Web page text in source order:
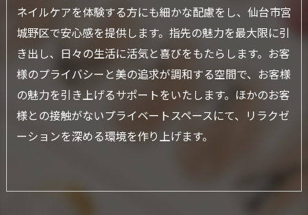
ネイルケアを体験する方にも細かな配慮をし、仙台市宮
城野区で安心感を提供します。指先の魅力を最大限に引
き出し、日々の生活に活気と喜びをもたらします。お客
様のプライバシーと美の追求が調和する空間で、お客様
の魅力を引き上げるサポートをいたします。ほかのお客
様との接触がないプライベートスペースにて、リラクゼ
ーションを深める環境を作り上げます。